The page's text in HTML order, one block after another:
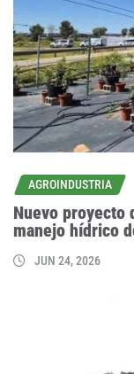
AGROINDUSTRIA
Nuevo proyecto
manejo hídrico
JUN 24, 2026